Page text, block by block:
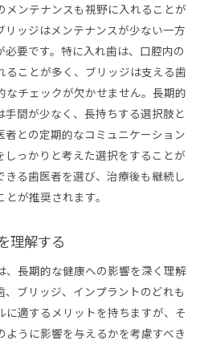
常の注意点
法とその強度
を比較
った選び方
選択のポイント
の長所と短所
理の重要性と未来への影響
を再確認
的な方法
康に与える影響
ための習慣作り
メンテナンスも視野に入れることが
ッジはメンテナンスが少ない一方
要です。特に入れ歯は、口腔内の
ることが多く、ブリッジは支える歯
なチェックが欠かせません。長期的
手間が少なく、長持ちする選択肢と
者との定期的なコミュニケーション
しっかりと考えた選択をすることが
る歯医者を選び、治療後も継続し
が推奨されます。
理解する
、長期的な健康への影響を深く理解
ブリッジ、インプラントのどれも
に適するメリットを持ちますが、そ
うに影響を与えるかを考慮すべき